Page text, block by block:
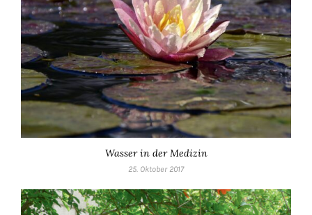
Wasser in der Medizin
25. Oktober 2017